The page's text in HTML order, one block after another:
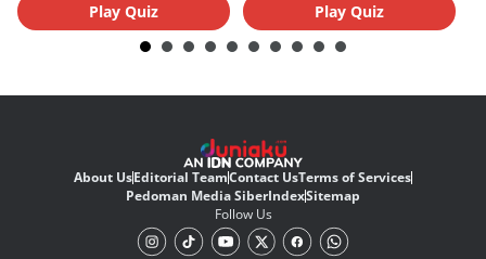
Play Quiz Play Quiz
About UsEditorial TeamContact UsTerms of Services
Pedoman Media SiberIndexSitemap
Follow Us